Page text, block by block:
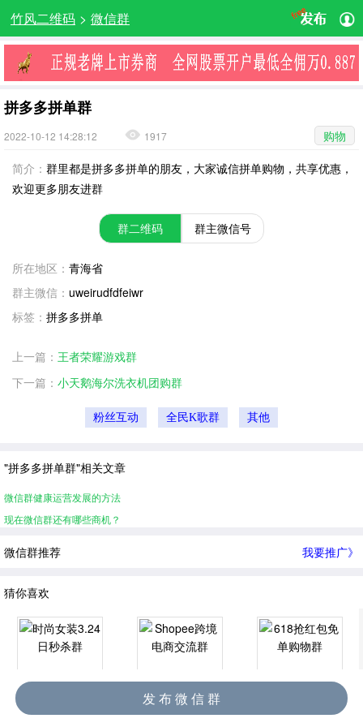
竹风二维码 > 微信群
拼多多拼单群
2022-10-12 14:28:12 1917
购物
简介： 群里都是拼多多拼单的朋友，大家诚信拼单购物，共享优惠，
欢迎更多朋友进群
群二维码 群主微信号
所在地区： 青海省
群主微信： uweirudfdfeiwr
标签： 拼多多拼单
上一篇： 王者荣耀游戏群
下一篇： 小天鹅海尔洗衣机团购群
粉丝互动 全民K歌群 其他
"拼多多拼单群"相关文章
微信群健康运营发展的方法
现在微信群还有哪些商机？
微信群推荐 我要推广》
猜你喜欢
时尚女装3.24日秒杀群 Shopee跨境电商交流群 618抢红包免单购物群
发 布 微 信 群